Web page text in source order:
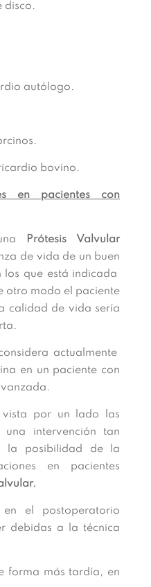
disco.
autólogo.
bovino.
en pacientes con
Prótesis Valvular
de vida de un buen
los que está indicada
otro modo el paciente
calidad de vida sería
actualmente
en un paciente con
por un lado las
una intervención tan
la posibilidad de la
en pacientes
el postoperatorio
debidas a la técnica
forma más tardía, en